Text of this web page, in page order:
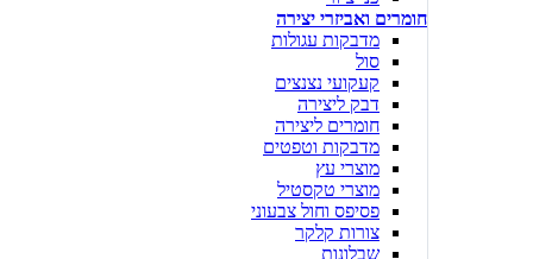
חומרים ואביזרי יצירה
מדבקות עגולות
סול
קעקועי נצנצים
דבק ליצירה
חומרים ליצירה
מדבקות וטפטים
מוצרי עץ
מוצרי טקסטיל
פסיפס וחול צבעוני
צורות קלקר
שבלונות